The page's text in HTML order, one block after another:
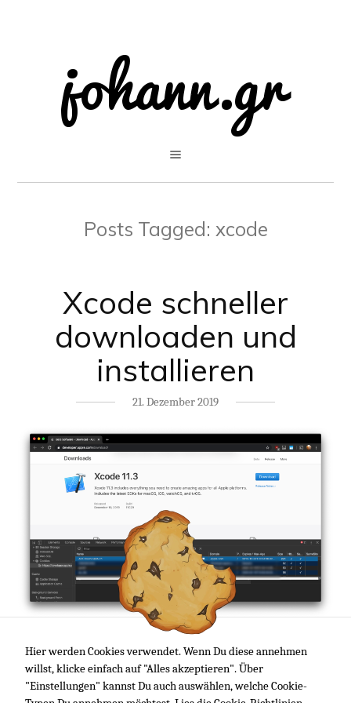
Posts Tagged: xcode
Xcode schneller
downloaden und
installieren
21. Dezember 2019
Nicht selten ist es mir aus Gründen passiert, dass ich eine neue
Version von Xcode downloaden muss. So wie eben. Leider dauert
der Download über den App Store aber ewig – glücklicherweise
gibt es hier auch einen weit flotteren weg! :)
Hier werden Cookies verwendet. Wenn Du diese annehmen
willst, klicke einfach auf "Alles akzeptieren". Über
"Einstellungen" kannst Du auch auswählen, welche Cookie-